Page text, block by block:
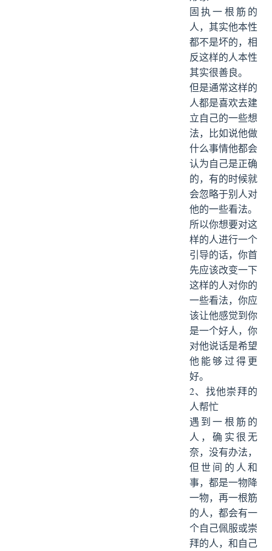
固执一根筋的
人，其实他本性
都不是坏的，相
反这样的人本性
其实很善良。
但是通常这样的
人都是喜欢去建
立自己的一些想
法，比如说他做
什么事情他都会
认为自己是正确
的，有的时候就
会忽略于别人对
他的一些看法。
所以你想要对这
样的人进行一个
引导的话，你首
先应该改变一下
这样的人对你的
一些看法，你应
该让他感觉到你
是一个好人，你
对他说话是希望
他能够过得更
好。
2、找他崇拜的
人帮忙
遇到一根筋的
人，确实很无
奈，没有办法，
但世间的人和
事，都是一物降
一物，再一根筋
的人，都会有一
个自己佩服或崇
拜的人，和自己